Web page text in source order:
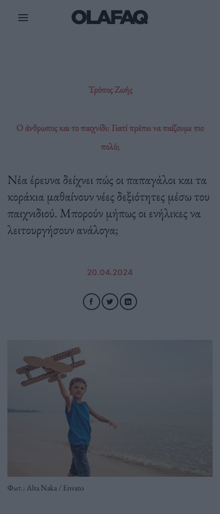
Τρόπος Ζωής
Ο άνθρωπος και το παιχνίδι: Γιατί πρέπει να παίζουμε πιο
πολύ;
Νέα έρευνα δείχνει πώς οι παπαγάλοι και τα
κοράκια μαθαίνουν νέες δεξιότητες μέσω του
παιχνιδιού. Μπορούν μήπως οι ενήλικες να
λειτουργήσουν ανάλογα;
20.04.2024
Φωτ.: Alta Naka / Envato